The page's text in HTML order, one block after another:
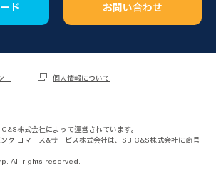
ド お問い合わせ
ー
個人情報について
株式会社によって運営されています。
ク コマース&サービス株式会社は、SB C&S株式会社に商号
All rights reserved.